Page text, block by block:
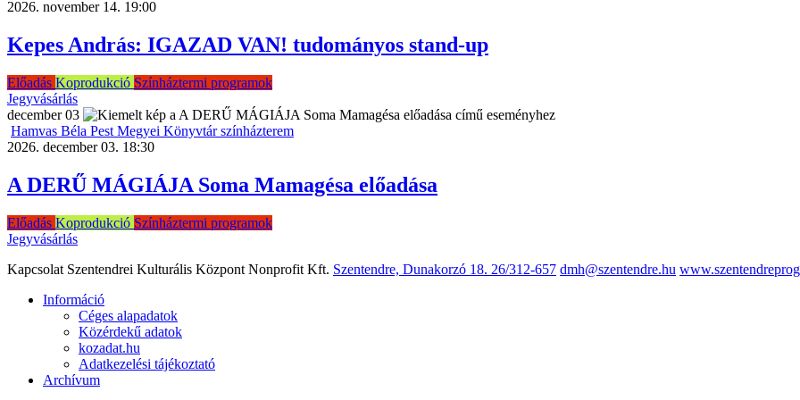
2026. november 14. 19:00
Kepes András: IGAZAD VAN! tudományos stand-up
Előadás Koprodukció Színháztermi programok
Jegyvásárlás
december 03
Hamvas Béla Pest Megyei Könyvtár színházterem
2026. december 03. 18:30
A DERŰ MÁGIÁJA Soma Mamagésa előadása
Előadás Koprodukció Színháztermi programok
Jegyvásárlás
Kapcsolat Szentendrei Kulturális Központ Nonprofit Kft. Szentendre, Dunakorzó 18. 26/312-657 dmh@szentendre.hu
Információ
Céges alapadatok
Közérdekű adatok
kozadat.hu
Adatkezelési tájékoztató
Archívum